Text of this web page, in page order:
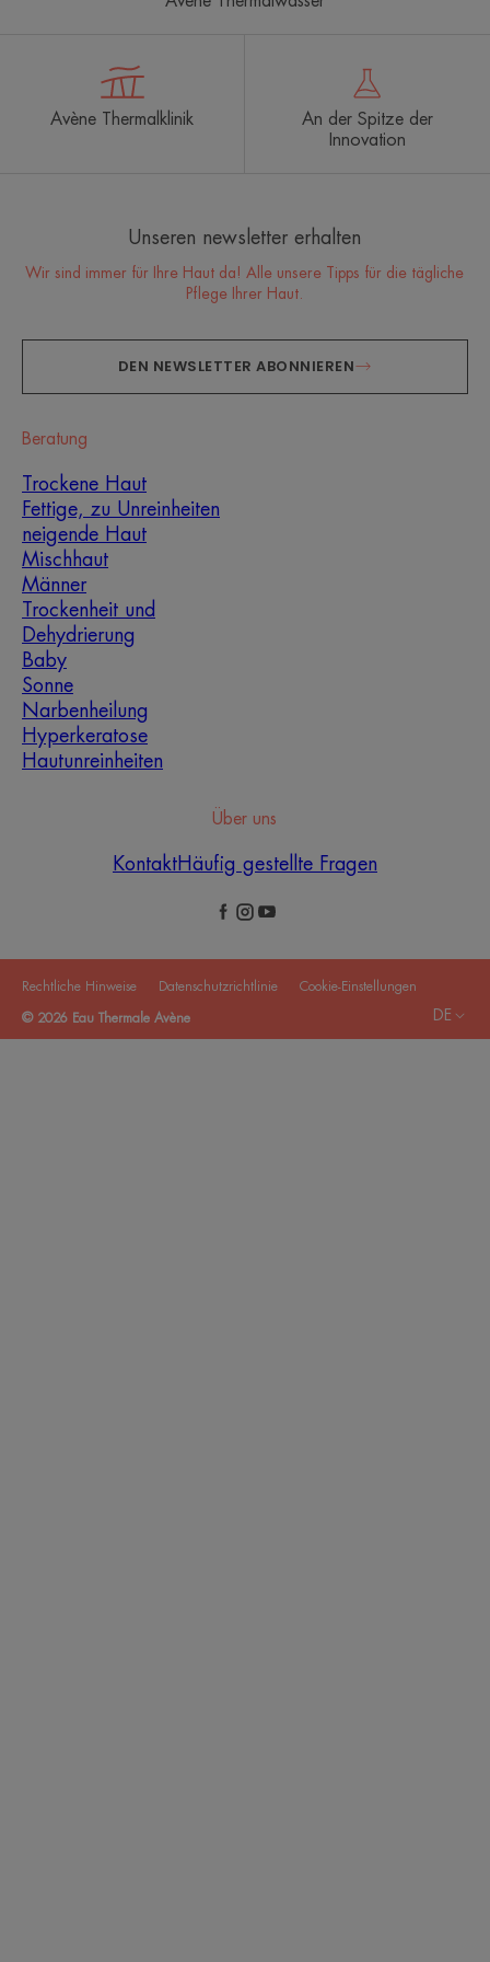
Avène Thermalklinik
An der Spitze der
Innovation
Unseren newsletter erhalten
Wir sind immer für Ihre Haut da! Alle unsere Tipps für die tägliche
Pflege Ihrer Haut.
DEN NEWSLETTER ABONNIEREN
Beratung
Trockene Haut
Fettige, zu Unreinheiten
neigende Haut
Mischhaut
Männer
Trockenheit und
Dehydrierung
Baby
Sonne
Narbenheilung
Hyperkeratose
Hautunreinheiten
Über uns
KontaktHäufig gestellte Fragen
Rechtliche Hinweise Datenschutzrichtlinie Cookie-Einstellungen
© 2026 Eau Thermale Avène DE